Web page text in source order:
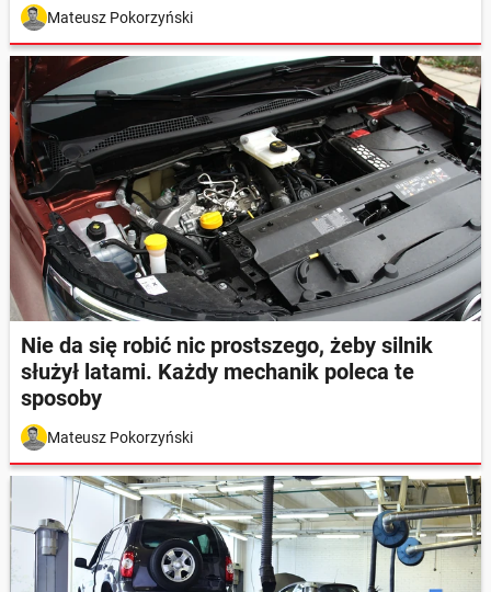
Mateusz Pokorzyński
Nie da się robić nic prostszego, żeby silnik
służył latami. Każdy mechanik poleca te
sposoby
Mateusz Pokorzyński